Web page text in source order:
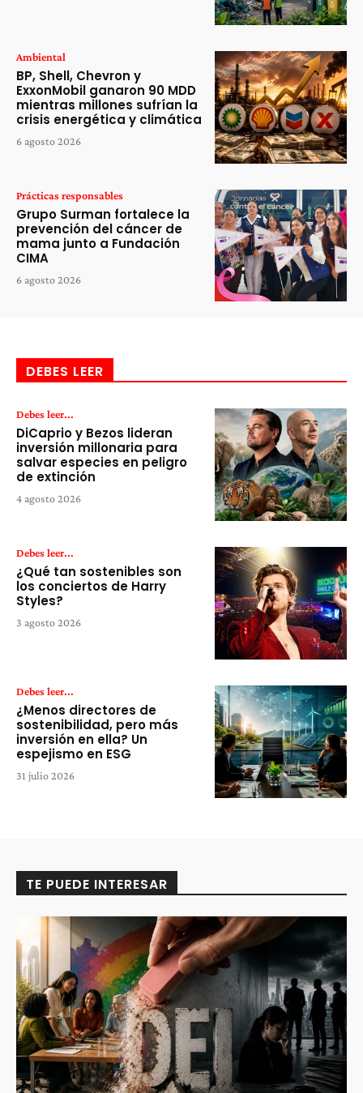
Ambiental
BP, Shell, Chevron y
ExxonMobil ganaron 90 MDD
mientras millones sufrían la
crisis energética y climática
6 agosto 2026
Prácticas responsables
Grupo Surman fortalece la
prevención del cáncer de
mama junto a Fundación
CIMA
6 agosto 2026
DEBES LEER
Debes leer...
DiCaprio y Bezos lideran
inversión millonaria para
salvar especies en peligro
de extinción
4 agosto 2026
Debes leer...
¿Qué tan sostenibles son
los conciertos de Harry
Styles?
3 agosto 2026
Debes leer...
¿Menos directores de
sostenibilidad, pero más
inversión en ella? Un
espejismo en ESG
31 julio 2026
TE PUEDE INTERESAR